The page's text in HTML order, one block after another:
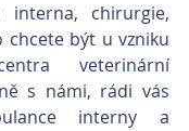
interna, chirurgie,
chcete být u vzniku
veterinární
s námi, rádi vás
interny a